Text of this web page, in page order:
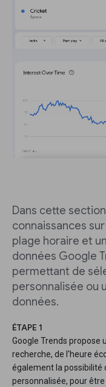
Dans cette
connaissances
plage horaire et
données Google
permettant de
personnalisée ou
données.
ÉTAPE 1
Google Trends propose
recherche, de l'heure
également la possibilité
personnalisée, pour